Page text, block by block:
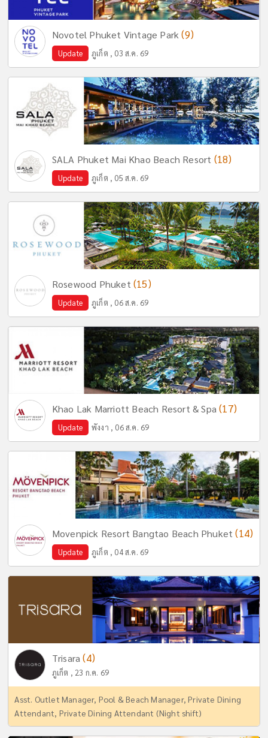
Novotel Phuket Vintage Park(9)
Update ภูเก็ต , 03 ส.ค. 69
SALA Phuket Mai Khao Beach Resort (18)
Update ภูเก็ต , 05 ส.ค. 69
Rosewood Phuket (15)
Update ภูเก็ต , 06 ส.ค. 69
Khao Lak Marriott Beach Resort & Spa(17)
Update พังงา , 06 ส.ค. 69
Movenpick Resort Bangtao Beach Phuket(14)
Update ภูเก็ต , 04 ส.ค. 69
Trisara(4)
ภูเก็ต , 23 ก.ค. 69
Asst. Outlet Manager, Pool & Beach Manager, Private Dining
Attendant, Private Dining Attendant (Night shift)